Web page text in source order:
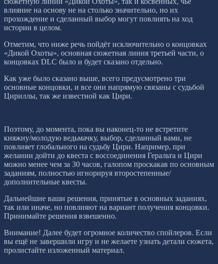
влияние на основу не на столько значительно, но их
прохождение и сделанный выбор могут повлиять на ход
истории в целом.
Отметим, что ниже речь пойдёт исключительно о концовках
«Дикой Охоты», основная сюжетная линия третьей части, о
концовках DLC было и будет сказано отдельно.
Как уже было сказано выше, всего предусмотрено три
основные концовки, и все они напрямую связаны с судьбой
Цириллы, так же известной как Цири.
Поэтому, до момента, пока вы наконец-то не встретите
княжну/молодую ведьмачку, выбор, сделанный вами, не
повлияет глобального на судьбу Цири. Например, при
желании дойти до квеста с воссоединения Геральта и Цири
можно менее чем за 30 часов, галопом проскакав по основным
заданиям, полностью игнорируя второстепенные/
дополнительные квесты.
Дальнейшие ваши решения, принятые в основных заданиях,
так или иначе, но повлияют на вариант получения концовки.
Принимайте решения взвешенно.
Внимание! Далее будет огромное количество спойлеров. Если
вы ещё не завершили игру и не желаете узнать детали сюжета,
пролистайте изложенный материал.